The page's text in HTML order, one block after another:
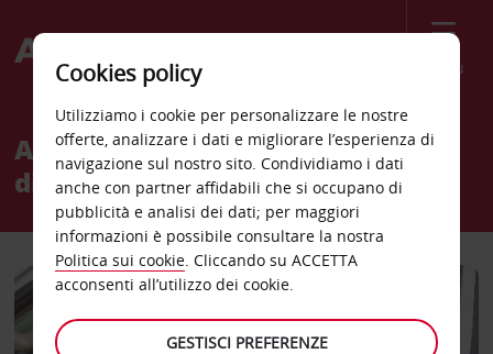
Menù
Abbiamo a cuore i nostri
dipendenti
Cookies policy
Utilizziamo i cookie per personalizzare le nostre
offerte, analizzare i dati e migliorare l’esperienza di
navigazione sul nostro sito. Condividiamo i dati
anche con partner affidabili che si occupano di
pubblicità e analisi dei dati; per maggiori
informazioni è possibile consultare la nostra
Politica sui cookie. Cliccando su ACCETTA
acconsenti all’utilizzo dei cookie.
GESTISCI PREFERENZE